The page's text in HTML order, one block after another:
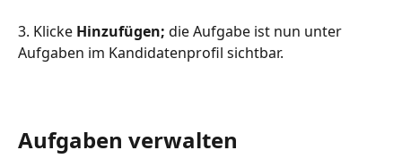
3. Klicke Hinzufügen; die Aufgabe ist nun unter
Aufgaben im Kandidatenprofil sichtbar.
Aufgaben verwalten